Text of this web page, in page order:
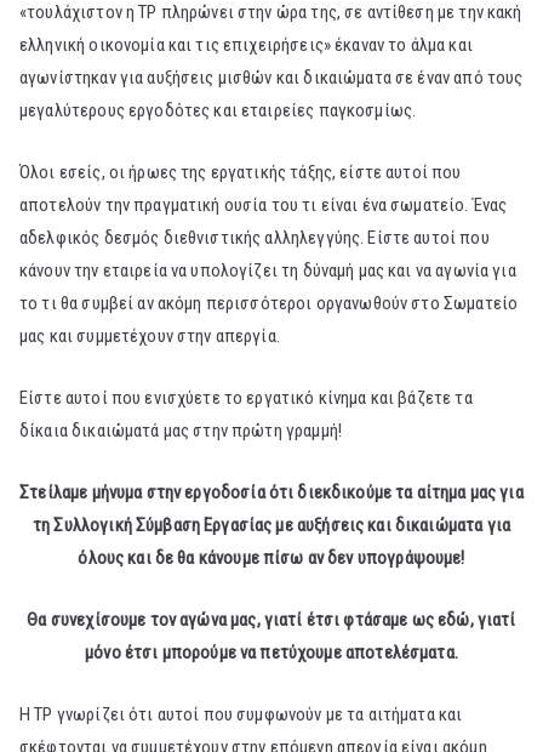
«τουλάχιστον η TP πληρώνει στην ώρα της, σε αντίθεση με την κακή
ελληνική οικονομία και τις επιχειρήσεις» έκαναν το άλμα και
αγωνίστηκαν για αυξήσεις μισθών και δικαιώματα σε έναν από τους
μεγαλύτερους εργοδότες και εταιρείες παγκοσμίως.
Όλοι εσείς, οι ήρωες της εργατικής τάξης, είστε αυτοί που
αποτελούν την πραγματική ουσία του τι είναι ένα σωματείο. Ένας
αδελφικός δεσμός διεθνιστικής αλληλεγγύης. Είστε αυτοί που
κάνουν την εταιρεία να υπολογίζει τη δύναμή μας και να αγωνία για
το τι θα συμβεί αν ακόμη περισσότεροι οργανωθούν στο Σωματείο
μας και συμμετέχουν στην απεργία.
Είστε αυτοί που ενισχύετε το εργατικό κίνημα και βάζετε τα
δίκαια δικαιώματά μας στην πρώτη γραμμή!
Στείλαμε μήνυμα στην εργοδοσία ότι διεκδικούμε τα αίτημα μας για
τη Συλλογική Σύμβαση Εργασίας με αυξήσεις και δικαιώματα για
όλους και δε θα κάνουμε πίσω αν δεν υπογράψουμε!
Θα συνεχίσουμε τον αγώνα μας, γιατί έτσι φτάσαμε ως εδώ, γιατί
μόνο έτσι μπορούμε να πετύχουμε αποτελέσματα.
Η TP γνωρίζει ότι αυτοί που συμφωνούν με τα αιτήματα και
σκέφτονται να συμμετέχουν στην επόμενη απεργία είναι ακόμη